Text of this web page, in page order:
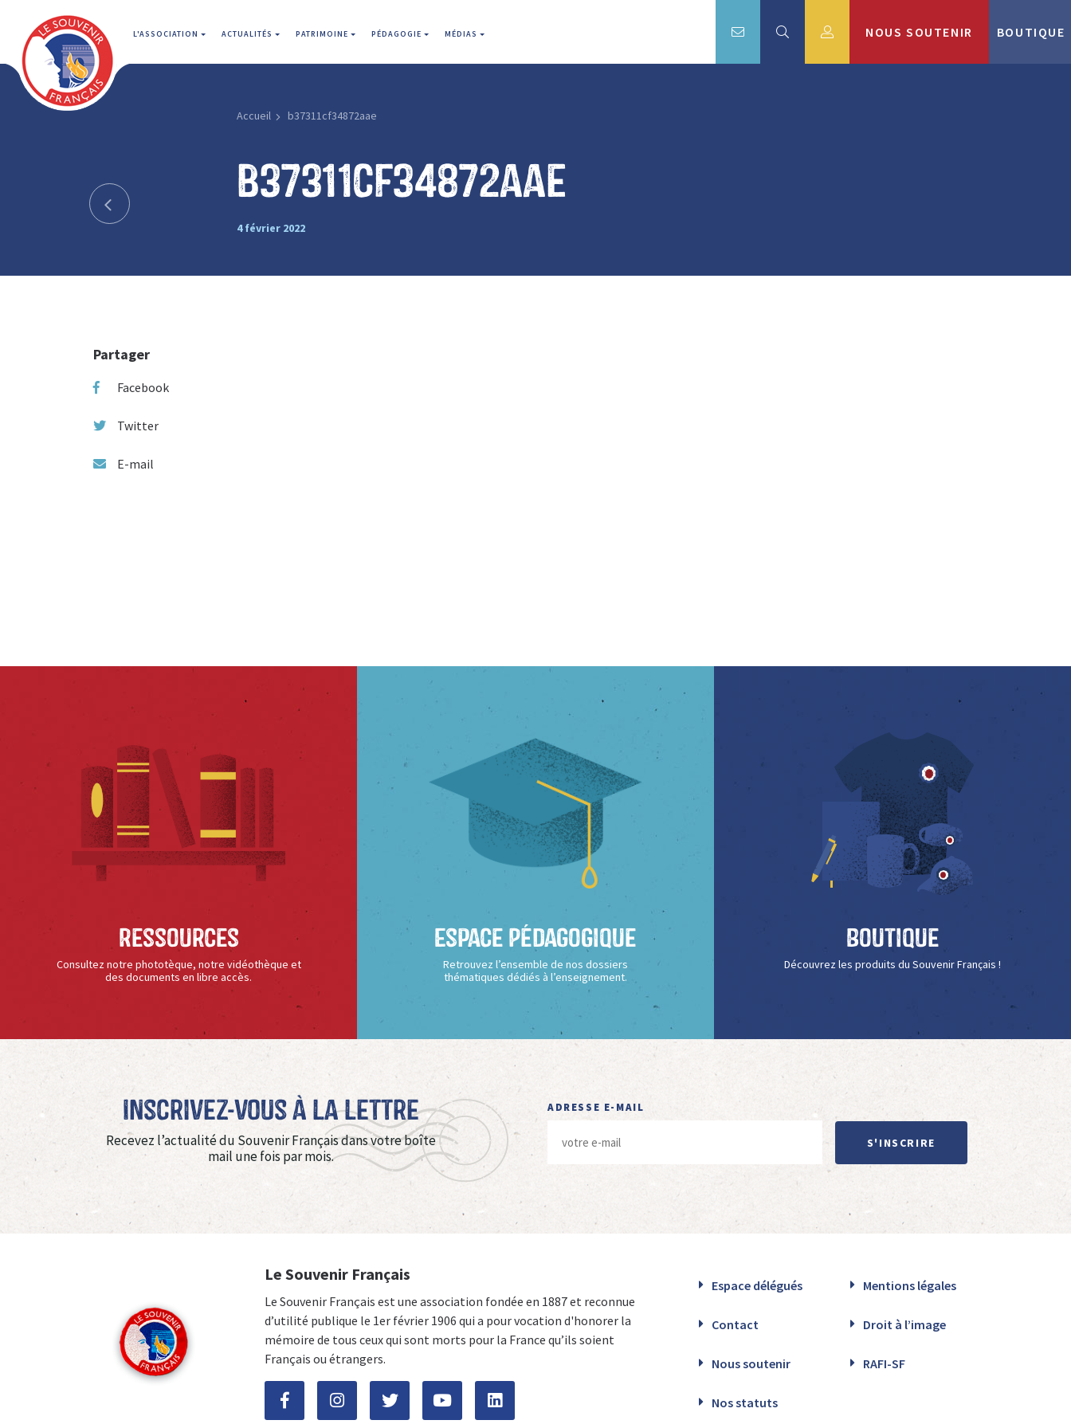
L'ASSOCIATION ACTUALITÉS PATRIMOINE PÉDAGOGIE MÉDIAS NOUS SOUTENIR BOUTIQUE
Accueil b37311cf34872aae
b37311cf34872aae
4 février 2022
Partager
Facebook
Twitter
E-mail
Ressources
Consultez notre phototèque, notre vidéothèque et
des documents en libre accès.
Espace Pédagogique
Retrouvez l’ensemble de nos dossiers
thématiques dédiés à l’enseignement.
Boutique
Découvrez les produits du Souvenir Français !
Inscrivez-vous à La Lettre
Recevez l’actualité du Souvenir Français dans votre boîte
mail une fois par mois.
ADRESSE E-MAIL
S'INSCRIRE
Le Souvenir Français
Le Souvenir Français est une association fondée en 1887 et reconnue
d’utilité publique le 1er février 1906 qui a pour vocation d'honorer la
mémoire de tous ceux qui sont morts pour la France qu’ils soient
Français ou étrangers.
Espace délégués Mentions légales
Contact Droit à l’image
Nous soutenir RAFI-SF
Nos statuts